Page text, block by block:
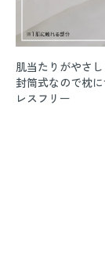
肌当たりがやさ
封筒式なので枕
レスフリー